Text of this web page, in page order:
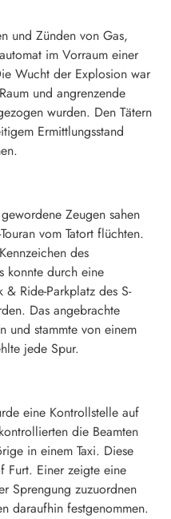
und Zünden von Gas,
im Vorraum einer
Wucht der Explosion war
und angrenzende
wurden. Den Tätern
Ermittlungsstand
Zeugen sahen
vom Tatort flüchten.
des
konnte durch eine
Ride-Parkplatz des S-
Das angebrachte
und stammte von einem
jede Spur.
eine Kontrollstelle auf
die Beamten
in einem Taxi. Diese
Furt. Einer zeigte eine
Sprengung zuzuordnen
daraufhin festgenommen.